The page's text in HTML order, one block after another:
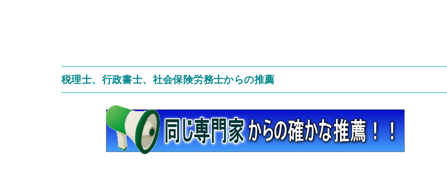
税理士、行政書士、社会保険労務士からの推薦